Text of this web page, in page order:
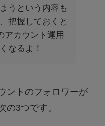
うという内容も
把握しておくと
アカウント運用
なるよ！
ントのフォロワーが
の3つです。